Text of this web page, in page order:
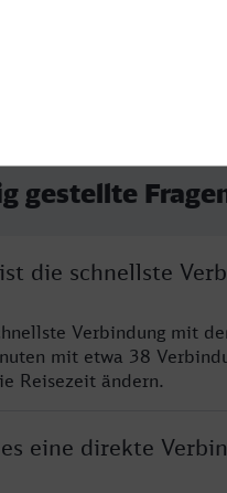
gestellte
die schnellste
Verbindung mit
mit etwa 38
Reisezeit ändern.
eine direkte